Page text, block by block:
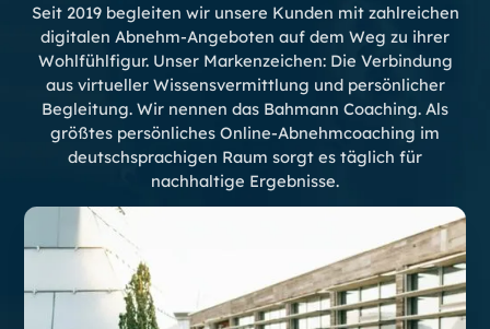
Seit 2019 begleiten wir unsere Kunden mit zahlreichen
digitalen Abnehm-Angeboten auf dem Weg zu ihrer
Wohlfühlfigur. Unser Markenzeichen: Die Verbindung
aus virtueller Wissensvermittlung und persönlicher
Begleitung. Wir nennen das Bahmann Coaching. Als
größtes persönliches Online-Abnehmcoaching im
deutschsprachigen Raum sorgt es täglich für
nachhaltige Ergebnisse.